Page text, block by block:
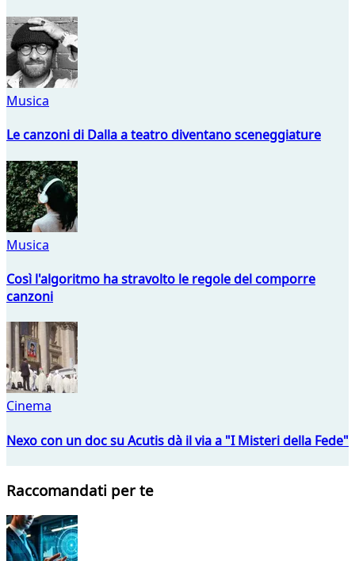
Musica
Le canzoni di Dalla a teatro diventano sceneggiature
Musica
Così l'algoritmo ha stravolto le regole del comporre
canzoni
Cinema
Nexo con un doc su Acutis dà il via a "I Misteri della Fede"
Raccomandati per te